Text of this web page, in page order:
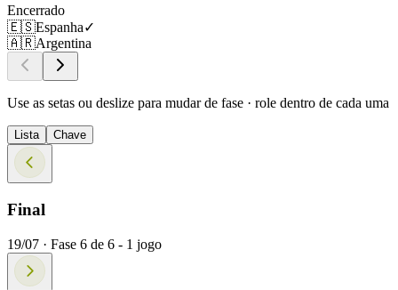
Encerrado
🇪🇸Espanha✓
🇦🇷Argentina
Use as setas ou deslize para mudar de fase · role dentro de cada uma
Lista Chave
Final
19/07 · Fase 6 de 6 - 1 jogo